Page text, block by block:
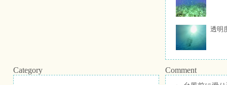
透明
Category Comment